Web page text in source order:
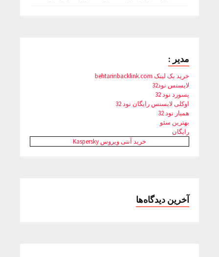
مدیر :
خرید بک لینک behtarinbacklink.com
لایسنس نود32
پسورد نود 32
اوکلی لایسنس رایگان نود 32
همیار نود 32
بهترین سئو
رایگان
خرید آنتی ویروس Kaspersky
آخرین دیدگاه‌ها